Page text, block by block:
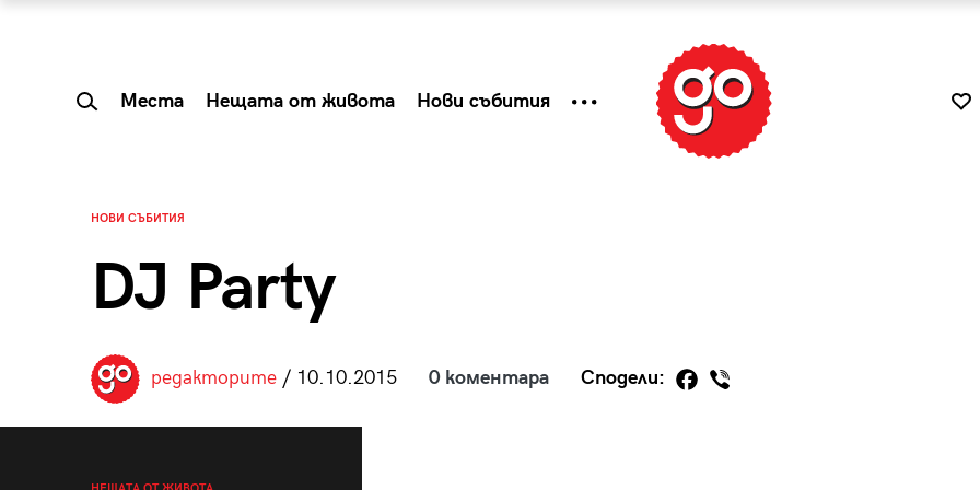
Места Нещата от живота Нови събития
НОВИ СЪБИТИЯ
DJ Party
редакторите/ 10.10.2015 0 коментара Сподели: